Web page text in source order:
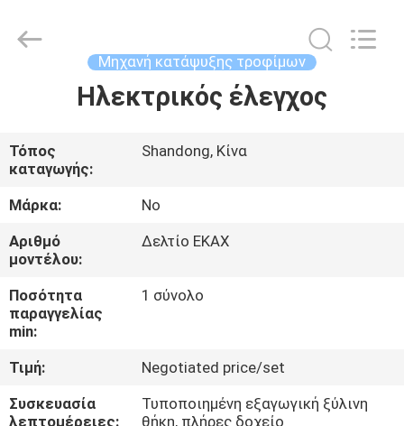
ΠΡΟΪΌΝΤΑ
ΠΕΡΊΠΟΥ
ΕΜΕΊΣ
ΓΎΡΟΣ
ΕΡΓΟΣΤΑΣΊΩΝ
ΈΛΕΓΧΟΣ
Rights
Μηχανή κατάψυξης τροφίμων
Ηλεκτρικός έλεγχος
Τόπος
καταγωγής:
Shandong, Κίνα
Μάρκα:
No
Αριθμό
μοντέλου:
Δελτίο ΕΚΑΧ
Ποσότητα
παραγγελίας
min:
1 σύνολο
Τιμή:
Negotiated price/set
Συσκευασία
λεπτομέρειες:
Τυποποιημένη εξαγωγική ξύλινη
θήκη, πλήρες δοχείο